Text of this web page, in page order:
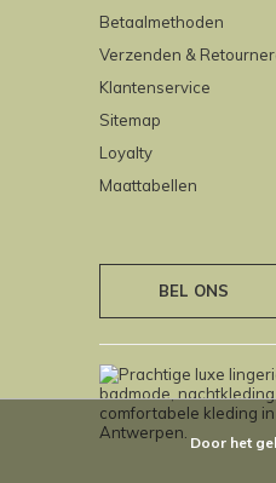
Betaalmethoden
Verzenden &
Klantenservice
Sitemap
Loyalty
Maattabellen
BEL ONS
Door het